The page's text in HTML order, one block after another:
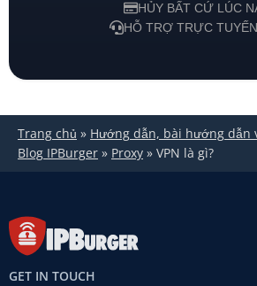
HỦY BẤT CỨ LÚC
HỖ TRỢ TRỰC
Trang chủ » Hướng dẫn, bài hướng dẫn
Blog IPBurger » Proxy » VPN là gì?
GET IN TOUCH